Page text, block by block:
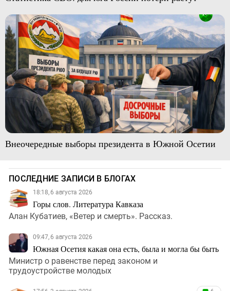
Внеочередные выборы президента в Южной Осетии
ПОСЛЕДНИЕ ЗАПИСИ В БЛОГАХ
18:18, 6 августа 2026
Горы слов. Литература Кавказа
Алан Кубатиев, «Ветер и смерть». Рассказ.
09:47, 6 августа 2026
Южная Осетия какая она есть, была и могла бы быть
Министр о равенстве перед законом и
трудоустройстве молодых